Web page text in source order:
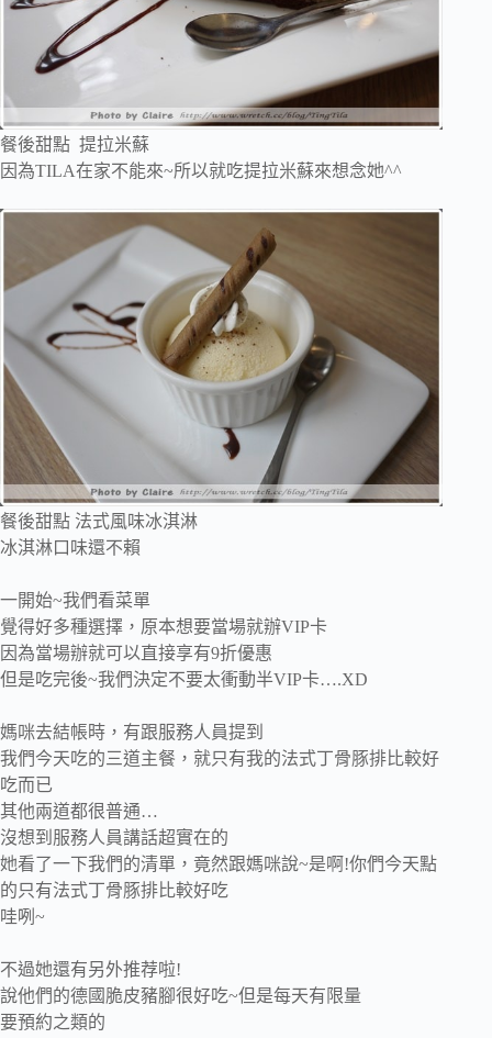
餐後甜點 提拉米蘇
因為TILA在家不能來~所以就吃提拉米蘇來想念她^^
餐後甜點 法式風味冰淇淋
冰淇淋口味還不賴
一開始~我們看菜單
覺得好多種選擇，原本想要當場就辦VIP卡
因為當場辦就可以直接享有9折優惠
但是吃完後~我們決定不要太衝動半VIP卡….XD
媽咪去結帳時，有跟服務人員提到
我們今天吃的三道主餐，就只有我的法式丁骨豚排比較好
吃而已
其他兩道都很普通…
沒想到服務人員講話超實在的
她看了一下我們的清單，竟然跟媽咪說~是啊!你們今天點
的只有法式丁骨豚排比較好吃
哇咧~
不過她還有另外推荐啦!
說他們的德國脆皮豬腳很好吃~但是每天有限量
要預約之類的